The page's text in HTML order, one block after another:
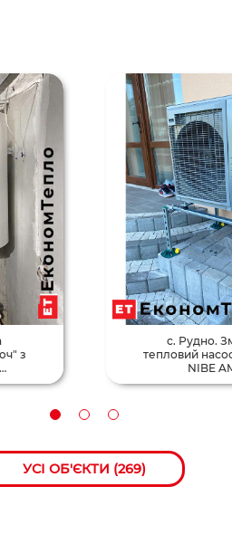
з
с. Рудно.
тепловий
NIBE
УСІ ОБ'ЄКТИ (269)